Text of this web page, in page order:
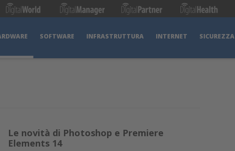
SOFTWARE INFRASTRUTTURA INTERNET SICUREZZA
Le novità di Photoshop e Premiere
Elements 14